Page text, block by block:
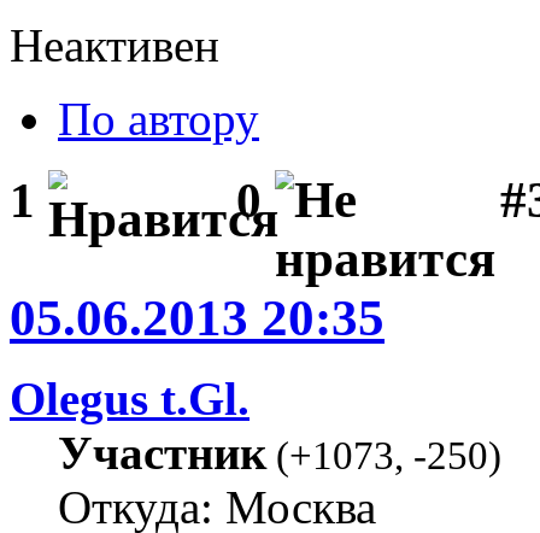
Неактивен
По автору
1 0
05.06.2013 20:35
Olegus t.Gl.
Участник(+1073, -250)
Откуда: Москва